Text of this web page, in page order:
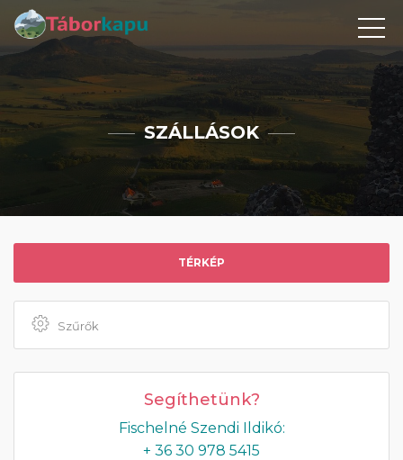
SZÁLLÁSOK
TÉRKÉP
Szűrők
Segíthetünk?
Fischelné Szendi Ildikó:
+ 36 30 978 5415